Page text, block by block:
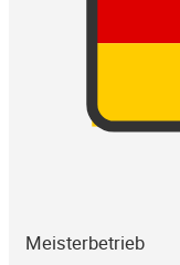
Meisterbetrieb